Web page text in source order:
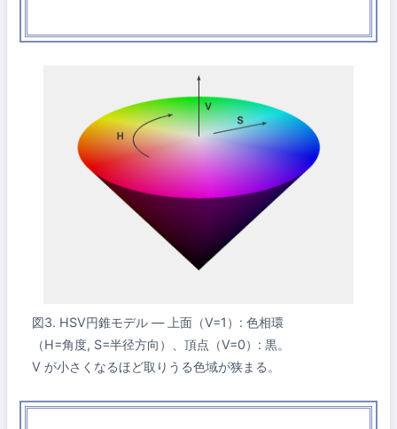
図3. HSV円錐モデル — 上面（V=1）: 色相環
（H=角度, S=半径方向）、頂点（V=0）: 黒。
V が小さくなるほど取りうる色域が狭まる。